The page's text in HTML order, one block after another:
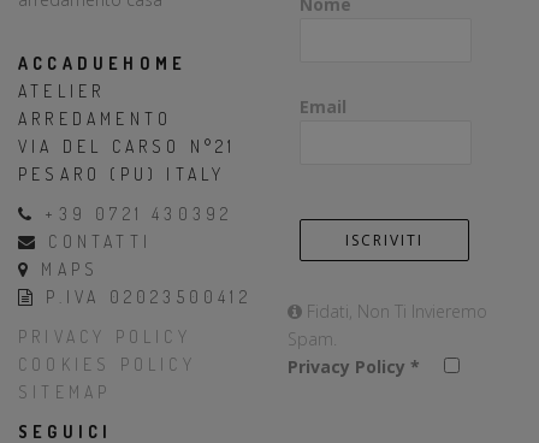
ACCADUEHOME
ATELIER
ARREDAMENTO
VIA DEL CARSO N°21
PESARO (PU) ITALY
+39 0721 430392
CONTATTI
MAPS
P.IVA 02023500412
PRIVACY POLICY
COOKIES POLICY
SITEMAP
SEGUICI
Email
Fidati, Non Ti Invieremo
Spam.
Privacy Policy *